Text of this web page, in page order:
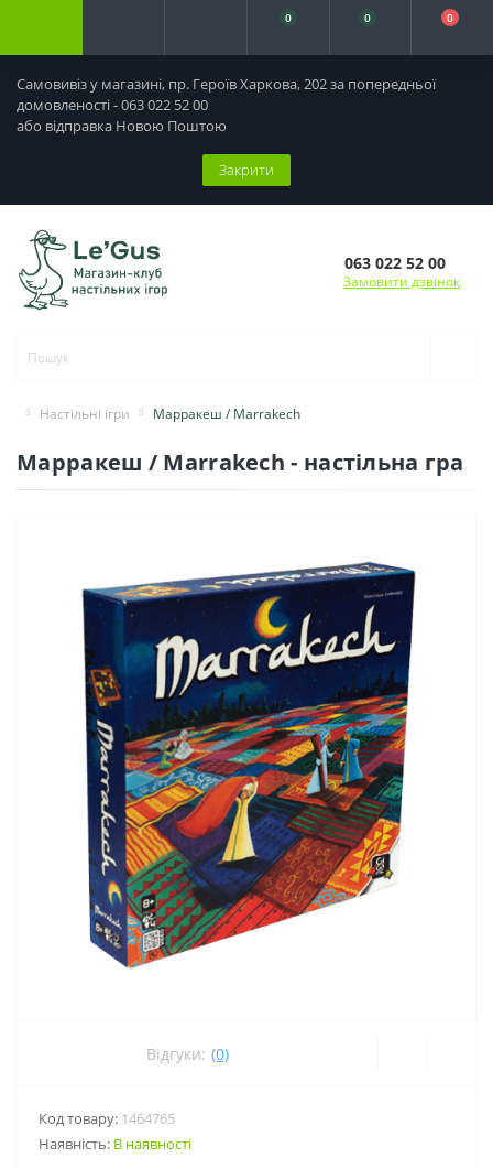
Самовивіз у магазині, пр. Героїв Харкова, 202 за попередньої
домовленості - 063 022 52 00
або відправка Новою Поштою
Закрити
0 0 0
063 022 52 00
Замовити дзвінок
Настільні ігри Марракеш / Marrakech
Марракеш / Marrakech - настільна гра
Відгуки: (0)
Код товару: 1464765
Наявність: В наявності